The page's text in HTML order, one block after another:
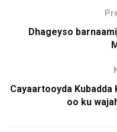
Dhageyso
Cayaartooyda
oo ku